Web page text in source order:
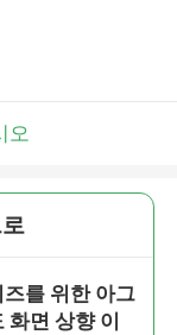
오
를 위한 아그
면 상향 이